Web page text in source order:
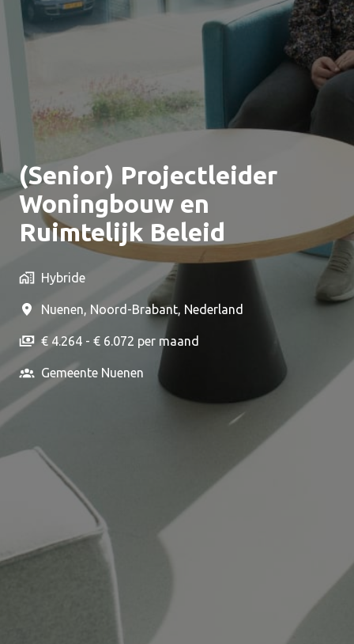
(Senior) Projectleider
Woningbouw en
Ruimtelijk Beleid
Hybride
Nuenen, Noord-Brabant, Nederland
€ 4.264 - € 6.072 per maand
Gemeente Nuenen